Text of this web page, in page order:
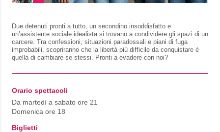
Due detenuti pronti a tutto, un secondino insoddisfatto e
un’assistente sociale idealista si trovano a condividere gli spazi di un
carcere. Tra confessioni, situazioni paradossali e piani di fuga
improbabili, scopriranno che la libertà più difficile da conquistare è
quella di cambiare se stessi. Pronti a evadere con noi?
Orario spettacoli
Da martedì a sabato ore 21
Domenica ore 18
Biglietti